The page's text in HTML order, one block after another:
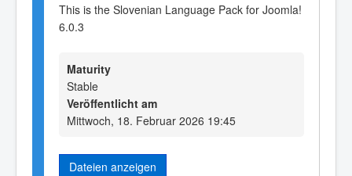
This is the Slovenian Language Pack for Joomla!
6.0.3
Maturity
Stable
Veröffentlicht am
Mittwoch, 18. Februar 2026 19:45
Dateien anzeigen